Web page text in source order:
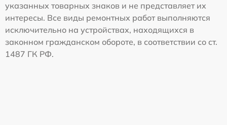
указанных товарных знаков и не представляет их
интересы. Все виды ремонтных работ выполняются
исключительно на устройствах, находящихся в
законном гражданском обороте, в соответствии со ст.
1487 ГК РФ.